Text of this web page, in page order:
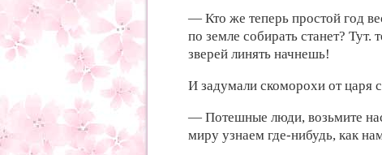
— Кто же теперь простой год
по земле собирать станет? Тут.
зверей линять начнешь!
И задумали скоморохи отцаря
— Потешные люди, возьмите
миру узнаем где-нибудь, как